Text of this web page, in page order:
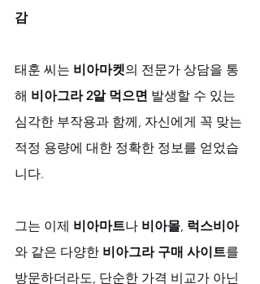
감
태훈 씨는 비아마켓의 전문가 상담을 통
해 비아그라 2알 먹으면 발생할 수 있는
심각한 부작용과 함께, 자신에게 꼭 맞는
적정 용량에 대한 정확한 정보를 얻었습
니다.
그는 이제 비아마트나 비아몰, 럭스비아
와 같은 다양한 비아그라 구매 사이트를
방문하더라도, 단순한 가격 비교가 아닌